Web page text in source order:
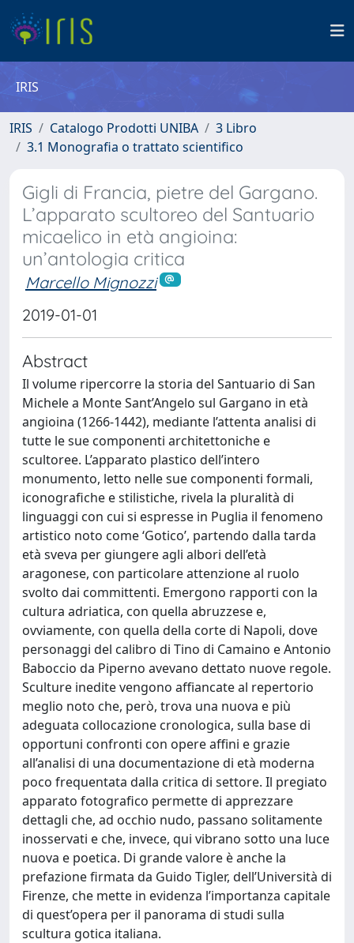
IRIS
IRIS Catalogo Prodotti UNIBA
3 Libro
3.1 Monografia o trattato scientifico
Gigli di Francia, pietre del Gargano.
L’apparato scultoreo del Santuario
micaelico in età angioina:
un’antologia critica
Marcello Mignozzi
2019-01-01
Abstract
Il volume ripercorre la storia del Santuario di San
Michele a Monte Sant’Angelo sul Gargano in età
angioina (1266-1442), mediante l’attenta analisi di
tutte le sue componenti architettoniche e
scultoree. L’apparato plastico dell’intero
monumento, letto nelle sue componenti formali,
iconografiche e stilistiche, rivela la pluralità di
linguaggi con cui si espresse in Puglia il fenomeno
artistico noto come ‘Gotico’, partendo dalla tarda
età sveva per giungere agli albori dell’età
aragonese, con particolare attenzione al ruolo
svolto dai committenti. Emergono rapporti con la
cultura adriatica, con quella abruzzese e,
ovviamente, con quella della corte di Napoli, dove
personaggi del calibro di Tino di Camaino e Antonio
Baboccio da Piperno avevano dettato nuove regole.
Sculture inedite vengono affiancate al repertorio
meglio noto che, però, trova una nuova e più
adeguata collocazione cronologica, sulla base di
opportuni confronti con opere affini e grazie
all’analisi di una documentazione di età moderna
poco frequentata dalla critica di settore. Il pregiato
apparato fotografico permette di apprezzare
dettagli che, ad occhio nudo, passano solitamente
inosservati e che, invece, qui vibrano sotto una luce
nuova e poetica. Di grande valore è anche la
prefazione firmata da Guido Tigler, dell’Università di
Firenze, che mette in evidenza l’importanza capitale
di quest’opera per il panorama di studi sulla
scultura gotica italiana.